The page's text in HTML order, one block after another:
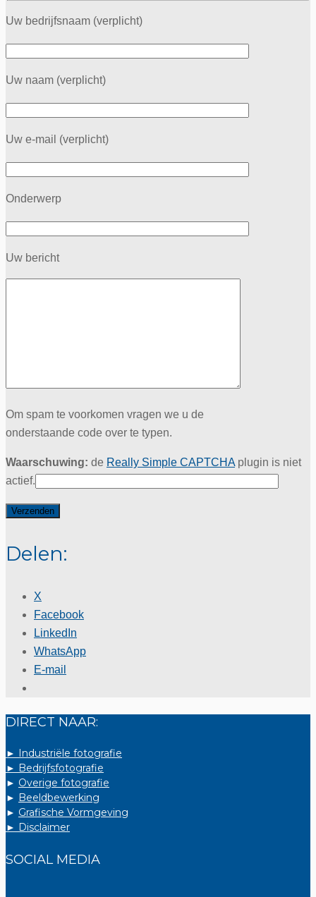
Uw bedrijfsnaam (verplicht)
Uw naam (verplicht)
Uw e-mail (verplicht)
Onderwerp
Uw bericht
Om spam te voorkomen vragen we u de
onderstaande code over te typen.
Waarschuwing: de Really Simple CAPTCHA plugin is niet
actief.
Delen:
X
Facebook
LinkedIn
WhatsApp
E-mail
DIRECT NAAR:
► Industriële fotografie
► Bedrijfsfotografie
► Overige fotografie
► Beeldbewerking
► Grafische Vormgeving
► Disclaimer
SOCIAL MEDIA